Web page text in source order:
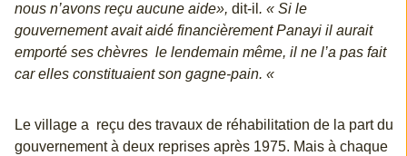
nous n’avons reçu aucune aide», dit-il . « Si le
gouvernement avait aidé financièrement Panayi il aurait
emporté ses chèvres le lendemain même, il ne l’a pas fait
car elles constituaient son gagne-pain. «
Le village a reçu des travaux de réhabilitation de la part du
gouvernement à deux reprises après 1975. Mais à chaque